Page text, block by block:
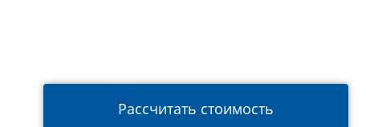
Рассчитать стоимость